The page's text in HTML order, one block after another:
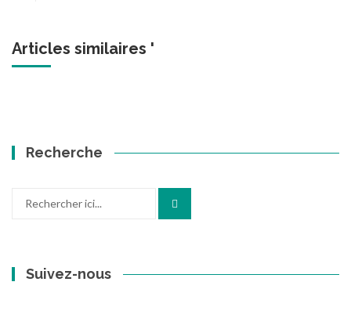
Articles similaires '
Recherche
Suivez-nous